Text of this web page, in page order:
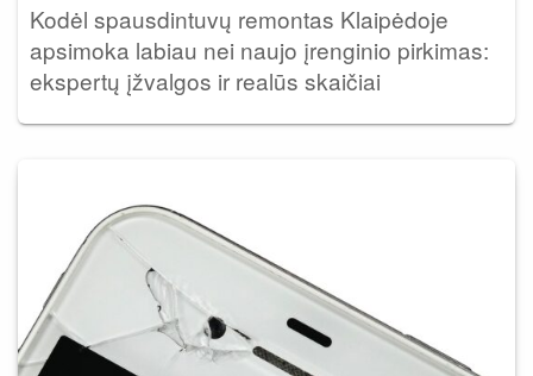
Kodėl spausdintuvų remontas Klaipėdoje
apsimoka labiau nei naujo įrenginio pirkimas:
ekspertų įžvalgos ir realūs skaičiai